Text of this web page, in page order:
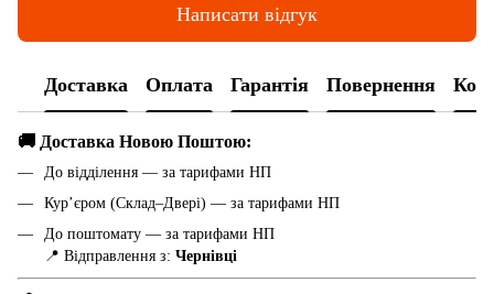
Написати відгук
Доставка Оплата Гарантія Повернення
🚚 Доставка Новою Поштою:
До відділення — за тарифами НП
Кур’єром (Склад–Двері) — за тарифами НП
До поштомату — за тарифами НП
📍 Відправлення з: Чернівці